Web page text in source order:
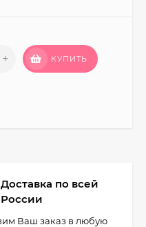
+ КУПИТЬ
Доставка по всей
России
Ваш заказ в любую